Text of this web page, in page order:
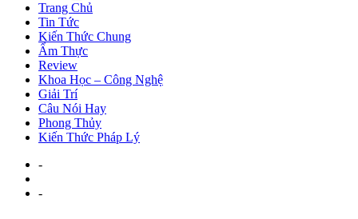
Trang Chủ
Tin Tức
Kiến Thức Chung
Ẩm Thực
Review
Khoa Học – Công Nghệ
Giải Trí
Câu Nói Hay
Phong Thủy
Kiến Thức Pháp Lý
-
-